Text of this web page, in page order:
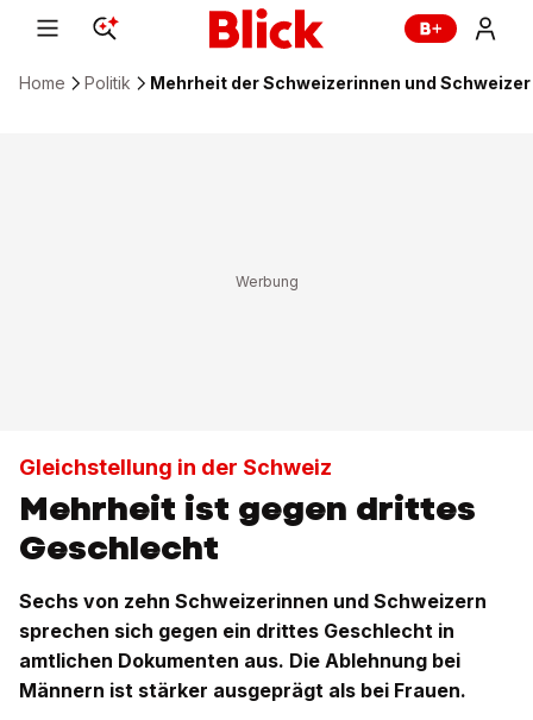
Home Politik Mehrheit der Schweizerinnen und
Gleichstellung in der Schweiz
Mehrheit ist gegen drittes
Geschlecht
Sechs von zehn Schweizerinnen und Schweizern
sprechen sich gegen ein drittes Geschlecht in
amtlichen Dokumenten aus. Die Ablehnung bei
Männern ist stärker ausgeprägt als bei Frauen.